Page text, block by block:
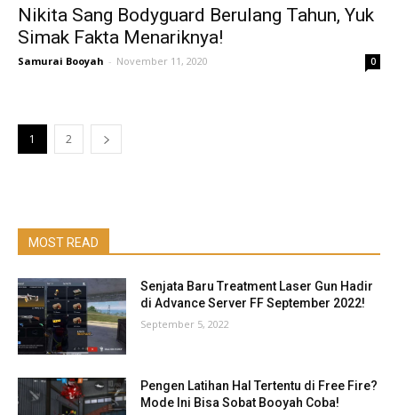
Nikita Sang Bodyguard Berulang Tahun, Yuk
Simak Fakta Menariknya!
Samurai Booyah - November 11, 2020 0
1 2
MOST READ
Senjata Baru Treatment Laser Gun Hadir
di Advance Server FF September 2022!
September 5, 2022
Pengen Latihan Hal Tertentu di Free Fire?
Mode Ini Bisa Sobat Booyah Coba!